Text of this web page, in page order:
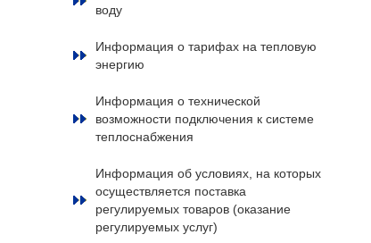
воду
Информация о тарифах на тепловую
энергию
Информация о технической
возможности подключения к системе
теплоснабжения
Информация об условиях, на которых
осуществляется поставка
регулируемых товаров (оказание
регулируемых услуг)